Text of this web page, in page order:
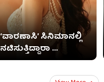
‘ವಾರಣಾಸಿ’ ಸಿನಿಮಾನಲ್ಲಿ
ನಟಿಸುತ್ತಿದ್ದಾರಾ ...